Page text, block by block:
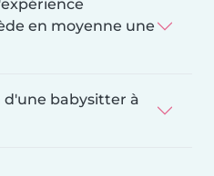
en moyenne une
d'une babysitter à